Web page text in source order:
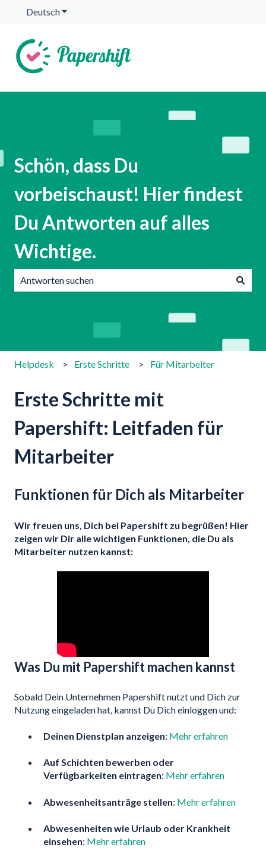
DeutschUntermenü für Übersetzungen anzeigen
Schön, dass Du
vorbeischaust! Hier findest
Du Antworten auf alles
Wichtige.
Helpdesk Erste Schritte Für Mitarbeiter
Erste Schritte mit
Papershift: Leitfaden für
Mitarbeiter
Funktionen für Dich als Mitarbeiter
Wir freuen uns, Dich bei Papershift zu begrüßen! Hier
zeigen wir Dir alle wichtigen Funktionen, die Du als
Mitarbeiter nutzen kannst:
Was Du mit Papershift machen kannst
Sobald Dein Unternehmen Papershift nutzt und Dich zur
Nutzung eingeladen hat, kannst Du Dich einloggen und:
Deinen Dienstplan anzeigen: Mehr erfahren
Auf Schichten bewerben oder
Verfügbarkeiten eintragen: Mehr erfahren
Abwesenheitsanträge stellen: Mehr erfahren
Abwesenheiten wie Urlaub oder Krankheit
einsehen: Mehr erfahren